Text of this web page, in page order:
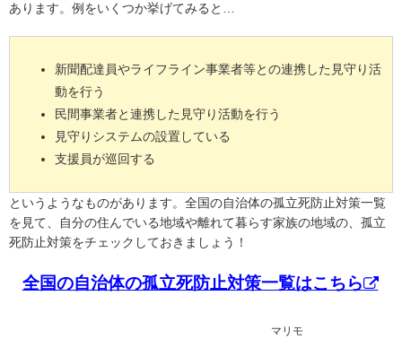
あります。例をいくつか挙げてみると…
新聞配達員やライフライン事業者等との連携した見守り活
動を行う
民間事業者と連携した見守り活動を行う
見守りシステムの設置している
支援員が巡回する
というようなものがあります。全国の自治体の孤立死防止対策一覧
を見て、自分の住んでいる地域や離れて暮らす家族の地域の、孤立
死防止対策をチェックしておきましょう！
全国の自治体の孤立死防止対策一覧はこちら
マリモ